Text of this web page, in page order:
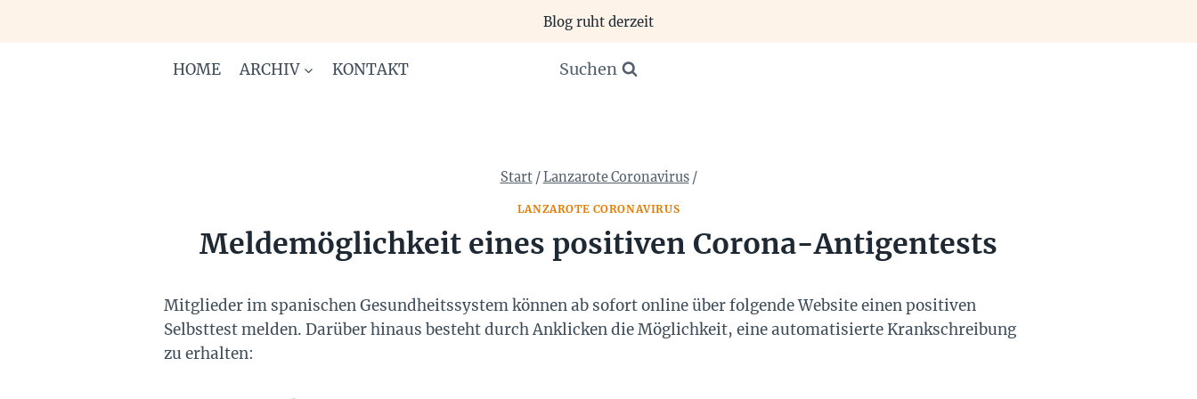
Blog ruht derzeit
HOME ARCHIV KONTAKT Suchen
Start /Lanzarote Coronavirus /
LANZAROTE CORONAVIRUS
Meldemöglichkeit eines positiven Corona-Antigentests
Mitglieder im spanischen Gesundheitssystem können ab sofort online über folgende Website einen positiven
Selbsttest melden. Darüber hinaus besteht durch Anklicken die Möglichkeit, eine automatisierte Krankschreibung
zu erhalten: